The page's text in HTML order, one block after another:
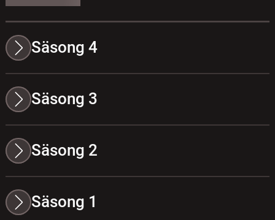
Säsong 4
Säsong 3
Säsong 2
Säsong 1